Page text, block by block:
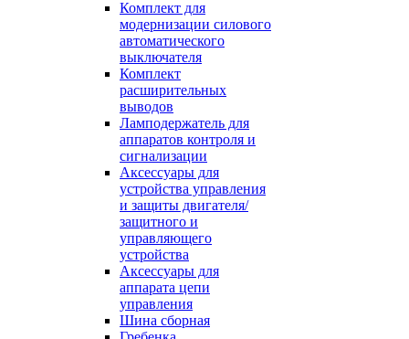
Комплект для
модернизации силового
автоматического
выключателя
Комплект
расширительных
выводов
Ламподержатель для
аппаратов контроля и
сигнализации
Аксессуары для
устройства управления
и защиты двигателя/
защитного и
управляющего
устройства
Аксессуары для
аппарата цепи
управления
Шина сборная